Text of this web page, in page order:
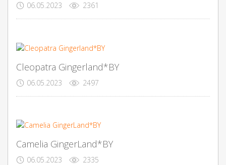
06.05.2023 2361
Cleopatra Gingerland*BY
06.05.2023 2497
Camelia GingerLand*BY
06.05.2023 2335